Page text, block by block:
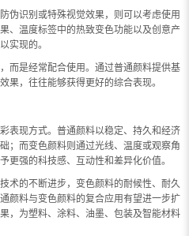
伪识别或特殊视觉效果，则可以考虑使用
、温度标签中的热致变色功能以及创意产
实现的。
而是经常配合使用。通过普通颜料提供基
果，往往能够获得更好的综合表现。
表现方式。普通颜料以稳定、持久和经济
；而变色颜料则通过光线、温度或观察角
更强的科技感、互动性和差异化价值。
术的不断进步，变色颜料的耐候性、耐久
颜料与变色颜料的复合应用有望进一步扩
，为塑料、涂料、油墨、包装及智能材料